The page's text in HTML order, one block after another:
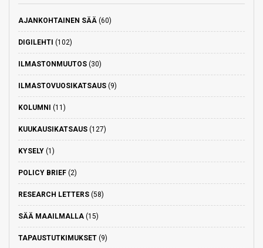
AJANKOHTAINEN SÄÄ (60)
DIGILEHTI (102)
ILMASTONMUUTOS (30)
ILMASTOVUOSIKATSAUS (9)
KOLUMNI (11)
KUUKAUSIKATSAUS (127)
KYSELY (1)
POLICY BRIEF (2)
RESEARCH LETTERS (58)
SÄÄ MAAILMALLA (15)
TAPAUSTUTKIMUKSET (9)